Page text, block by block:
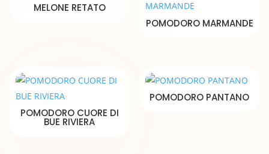
MELONE RETATO
POMODORO MARMANDE
POMODORO CUORE DI
BUE RIVIERA
POMODORO PANTANO